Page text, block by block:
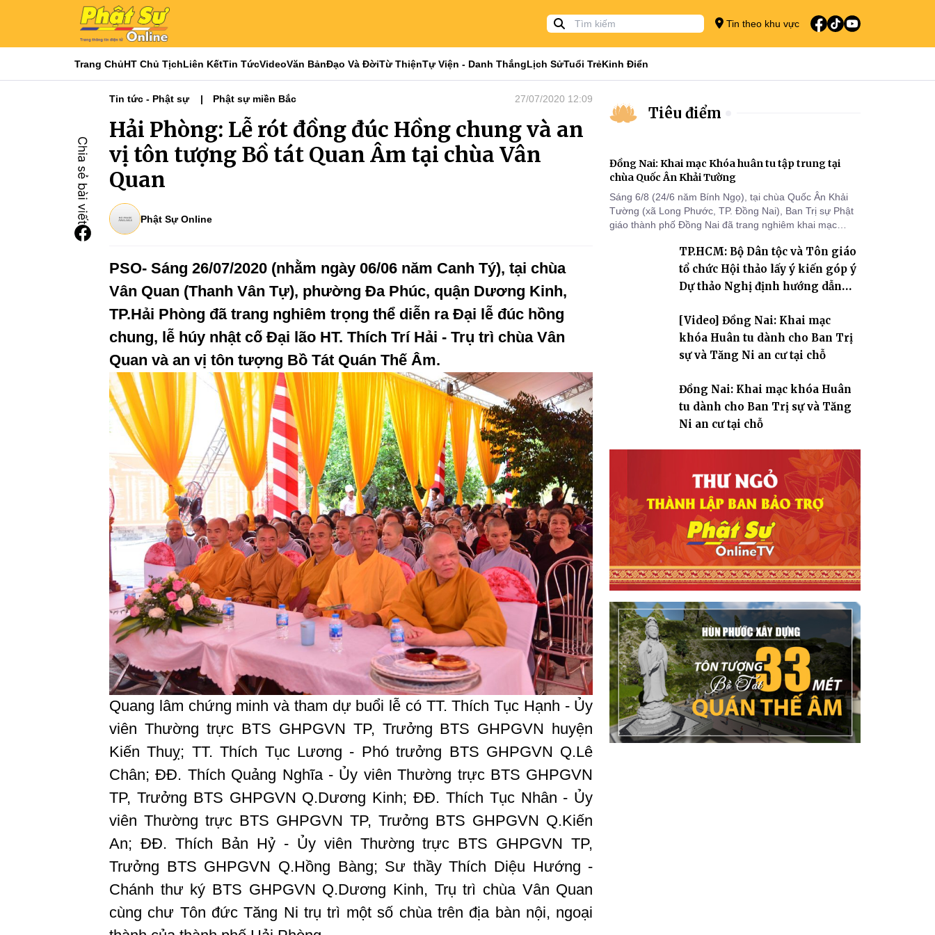
Tin theo khu vực
Trang ChủHT Chủ TịchLiên KếtTin TứcVideoVăn BảnĐạo Và ĐờiTừ ThiệnTự Viện - Danh ThắngLịch SửTuổi TrẻKinh Điển
Tin tức - Phật sự Phật sự miền Bắc 27/07/2020 12:09
Hải Phòng: Lễ rót đồng đúc Hồng chung và an
vị tôn tượng Bồ tát Quan Âm tại chùa Vân
Quan
Phật Sự Online
PSO- Sáng 26/07/2020 (nhằm ngày 06/06 năm Canh Tý), tại chùa
Vân Quan (Thanh Vân Tự), phường Đa Phúc, quận Dương Kinh,
TP.Hải Phòng đã trang nghiêm trọng thể diễn ra Đại lễ đúc hồng
chung, lễ húy nhật cố Đại lão HT. Thích Trí Hải - Trụ trì chùa Vân
Quan và an vị tôn tượng Bồ Tát Quán Thế Âm.
Quang lâm chứng minh và tham dự buổi lễ có TT. Thích Tục Hạnh - Ủy
viên Thường trực BTS GHPGVN TP, Trưởng BTS GHPGVN huyện
Kiến Thuỵ; TT. Thích Tục Lương - Phó trưởng BTS GHPGVN Q.Lê
Chân; ĐĐ. Thích Quảng Nghĩa - Ủy viên Thường trực BTS GHPGVN
TP, Trưởng BTS GHPGVN Q.Dương Kinh; ĐĐ. Thích Tục Nhân - Ủy
viên Thường trực BTS GHPGVN TP, Trưởng BTS GHPGVN Q.Kiến
An; ĐĐ. Thích Bản Hỷ - Ủy viên Thường trực BTS GHPGVN TP,
Trưởng BTS GHPGVN Q.Hồng Bàng; Sư thầy Thích Diệu Hướng -
Chánh thư ký BTS GHPGVN Q.Dương Kinh, Trụ trì chùa Vân Quan
cùng chư Tôn đức Tăng Ni trụ trì một số chùa trên địa bàn nội, ngoại
Tiêu điểm
Đồng Nai: Khai mạc Khóa huân tu tập trung tại
chùa Quốc Ân Khải Tường
Sáng 6/8 (24/6 năm Bính Ngọ), tại chùa Quốc Ân Khải
Tường (xã Long Phước, TP. Đồng Nai), Ban Trị sự Phật
giáo thành phố Đồng Nai đã trang nghiêm khai mạc
2570 dành cho chư Tăng hành giả an cư tại chỗ khu vực
VII, VIII và trường hạ chùa Quốc Ân Khải Tường.
TP.HCM: Bộ Dân tộc và Tôn giáo
tổ chức Hội thảo lấy ý kiến góp ý
Dự thảo Nghị định hướng dẫn
giáo
[Video] Đồng Nai: Khai mạc
khóa Huân tu dành cho Ban Trị
sự và Tăng Ni an cư tại chỗ
Đồng Nai: Khai mạc khóa Huân
tu dành cho Ban Trị sự và Tăng
Ni an cư tại chỗ